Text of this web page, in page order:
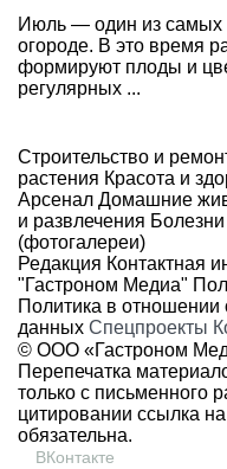
Июль — один из самых
огороде. В это время
формируют плоды и
регулярных ...
Строительство и
растения Красота и
Арсенал Домашние
и развлечения
(фотогалереи)
Редакция Контактная
"Гастроном Медиа"
Политика в отношении
данных Спецпроекты
© ООО «Гастроном
Перепечатка
только с письменного
цитировании ссылка на
обязательна.
ВКонтакте